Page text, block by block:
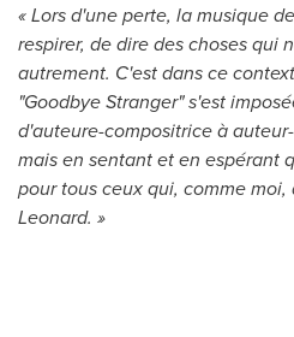
« Lors d'une perte, la musique
respirer, de dire des choses qui
autrement. C'est dans ce
"Goodbye Stranger" s'est
d'auteure-compositrice à
mais en sentant et en espérant
pour tous ceux qui, comme
Leonard. »